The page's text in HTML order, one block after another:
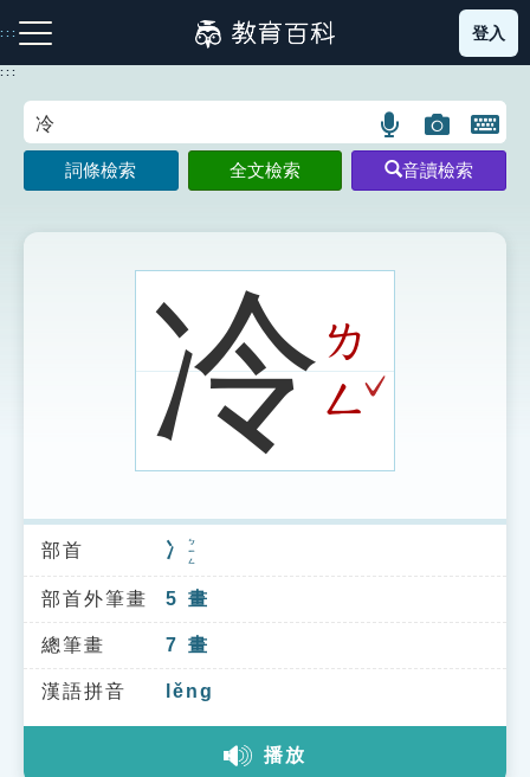
到
主
:::
注音索引圖示 筆畫索引圖示 部首索引表圖示
索引選單
知識索引
單字索引
生命大百科索引
登入
:::
語
言
搜
示
圖
片
搜
開
鍵
圖
詞條檢索 全文檢索 音讀檢索
冷ㄌ
ㄥ ˇ
部首 冫 ㄅㄧㄥ
部首外筆畫 5 畫
總筆畫 7 畫
漢語拼音 lěng
播放